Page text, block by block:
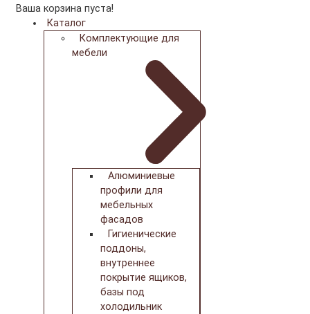
Ваша корзина пуста!
Каталог
Комплектующие для
мебели
Алюминиевые
профили для
мебельных
фасадов
Гигиенические
поддоны,
внутреннее
покрытие ящиков,
базы под
холодильник